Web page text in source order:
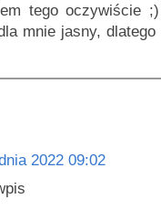
tego oczywiście
mnie jasny,
2022 09:02